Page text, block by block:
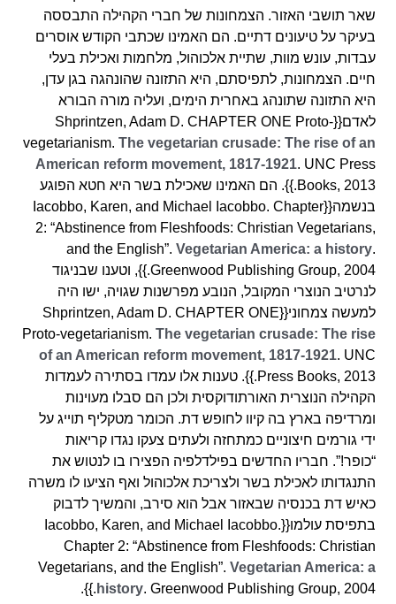
שאר תושבי האזור. הצמחונות של חברי הקהילה התבססה
בעיקר על טיעונים דתיים. הם האמינו שכתבי הקודש אוסרים
עבדות, עונש מוות, שתיית אלכוהול, מלחמות ואכילת בעלי
חיים. הצמחונות, לתפיסתם, היא התזונה שהונהגה בגן עדן,
היא התזונה שתונהג באחרית הימים, ועליה מורה הבורא
לאדם{{Shprintzen, Adam D. CHAPTER ONE Proto-
vegetarianism. The vegetarian crusade: The rise of an
American reform movement, 1817-1921. UNC Press
Books, 2013.}}. הם האמינו שאכילת בשר היא חטא הפוגע
בנשמה{{Iacobbo, Karen, and Michael Iacobbo. Chapter
2: “Abstinence from Fleshfoods: Christian Vegetarians,
and the English”. Vegetarian America: a history.
Greenwood Publishing Group, 2004.}}, וטענו שבניגוד
לנרטיב הנוצרי המקובל, הנובע מפרשנות שגויה, ישו היה
למעשה צמחוני{{Shprintzen, Adam D. CHAPTER ONE
Proto-vegetarianism. The vegetarian crusade: The rise
of an American reform movement, 1817-1921. UNC
Press Books, 2013.}}. טענות אלו עמדו בסתירה לעמדות
הקהילה הנוצרית האורתודוקסית ולכן הם סבלו מעוינות
ומרדיפה בארץ בה קיוו לחופש דת. הכומר מטקליף תוייג על
ידי גורמים חיצוניים כמתחזה ולעתים צעקו נגדו קריאות
“כופר!”. חבריו החדשים בפילדלפיה הפצירו בו לנטוש את
התנגדותו לאכילת בשר ולצריכת אלכוהול ואף הציעו לו משרה
כאיש דת בכנסיה שבאזור אבל הוא סירב, והמשיך לדבוק
בתפיסת עולמו{{Iacobbo, Karen, and Michael Iacobbo.
Chapter 2: “Abstinence from Fleshfoods: Christian
Vegetarians, and the English”. Vegetarian America: a
history. Greenwood Publishing Group, 2004.}}.